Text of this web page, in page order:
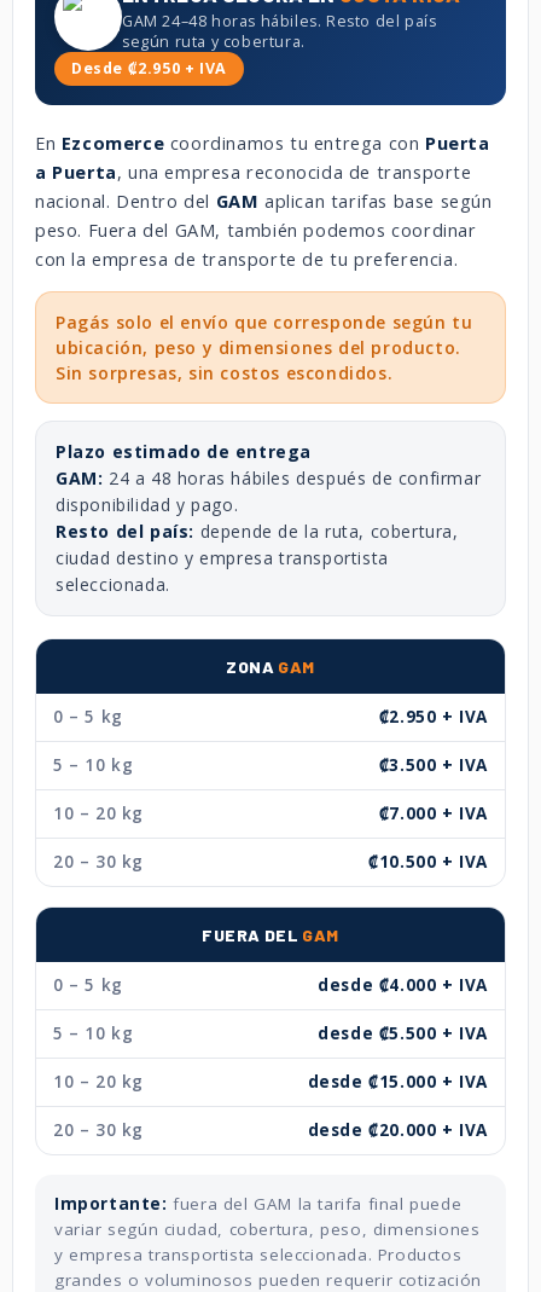
GAM 24–48 horas hábiles. Resto del país
según ruta y cobertura.
Desde ₡2.950 + IVA
En Ezcomerce coordinamos tu entrega con Puerta
a Puerta, una empresa reconocida de transporte
nacional. Dentro del GAM aplican tarifas base según
peso. Fuera del GAM, también podemos coordinar
con la empresa de transporte de tu preferencia.
Pagás solo el envío que corresponde según tu
ubicación, peso y dimensiones del producto.
Sin sorpresas, sin costos escondidos.
Plazo estimado de entrega
GAM: 24 a 48 horas hábiles después de confirmar
disponibilidad y pago.
Resto del país: depende de la ruta, cobertura,
ciudad destino y empresa transportista
seleccionada.
ZONA GAM
0 – 5 kg ₡2.950 + IVA
5 – 10 kg ₡3.500 + IVA
10 – 20 kg ₡7.000 + IVA
20 – 30 kg ₡10.500 + IVA
FUERA DEL GAM
0 – 5 kg desde ₡4.000 + IVA
5 – 10 kg desde ₡5.500 + IVA
10 – 20 kg desde ₡15.000 + IVA
20 – 30 kg desde ₡20.000 + IVA
Importante: fuera del GAM la tarifa final puede
variar según ciudad, cobertura, peso, dimensiones
y empresa transportista seleccionada. Productos
grandes o voluminosos pueden requerir cotización